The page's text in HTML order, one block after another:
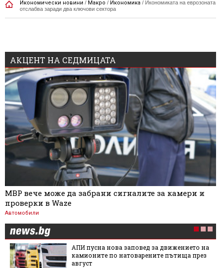
Икономически новини / Макро / Икономика / Икономиката на еврозоната
отслабва заради два ключови сектора
АКЦЕНТ НА СЕДМИЦАТА
МВР вече може да забрани сигналите за камери и
проверки в Waze
Автомобили
АПИ пусна нова заповед за движението на
камионите по натоварените пътища през
август